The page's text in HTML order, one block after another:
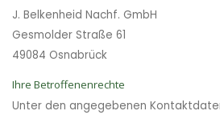
J. Belkenheid Nachf. GmbH
Gesmolder Straße 61
49084 Osnabrück
Ihre Betroffenenrechte
Unter den angegebenen